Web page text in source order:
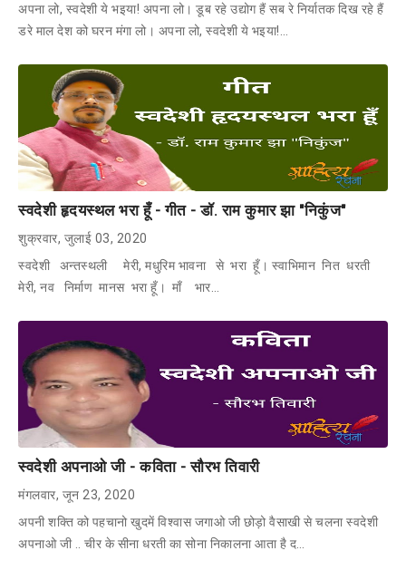
अपना लो, स्वदेशी ये भइया! अपना लो। डूब रहे उद्योग हैं सब रे निर्यातक दिख रहे हैं
डरे माल देश को घरन मंगा लो। अपना लो, स्वदेशी ये भइया!…
स्वदेशी हृदयस्थल भरा हूँ - गीत - डॉ. राम कुमार झा "निकुंज"
शुक्रवार, जुलाई 03, 2020
स्वदेशी अन्तस्थली मेरी, मधुरिम भावना से भरा हूँ। स्वाभिमान नित धरती
मेरी, नव निर्माण मानस भरा हूँ। माँ भार…
स्वदेशी अपनाओ जी - कविता - सौरभ तिवारी
मंगलवार, जून 23, 2020
अपनी शक्ति को पहचानो खुदमें विश्वास जगाओ जी छोड़ो वैसाखी से चलना स्वदेशी
अपनाओ जी .. चीर के सीना धरती का सोना निकालना आता है द…